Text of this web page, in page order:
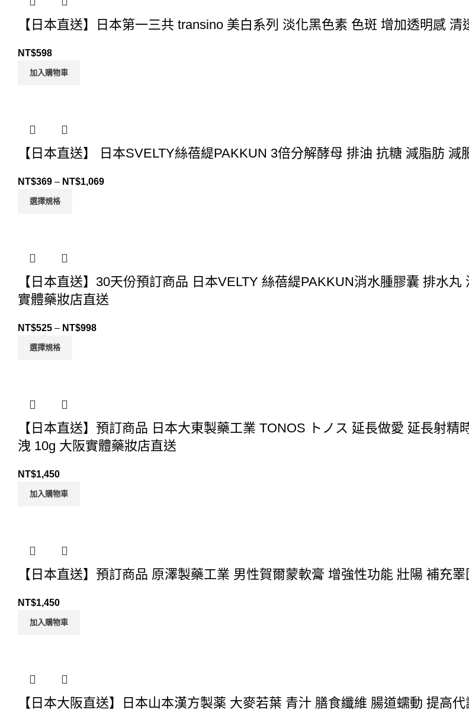
【日本直送】日本第一三共 transino 美白系列 淡化黑色素 色斑 增加透明感
NT$598
加入購物車
【日本直送】 日本SVELTY絲蓓緹PAKKUN 3倍分解酵母 排油 抗糖 減脂肪
NT$369 – NT$1,069
選擇規格
【日本直送】30天份預訂商品 日本VELTY 絲蓓緹PAKKUN消水腫膠囊 排水
實體藥妝店直送
NT$525 – NT$998
選擇規格
【日本直送】預訂商品 日本大東製藥工業 TONOS トノス 延長做愛 延長射
洩 10g 大阪實體藥妝店直送
NT$1,450
加入購物車
【日本直送】預訂商品 原澤製藥工業 男性賀爾蒙軟膏 增強性功能 壯陽 補充
NT$1,450
加入購物車
【日本大阪直送】日本山本漢方製薬 大麥若葉 青汁 膳食纖維 腸道蠕動 提高